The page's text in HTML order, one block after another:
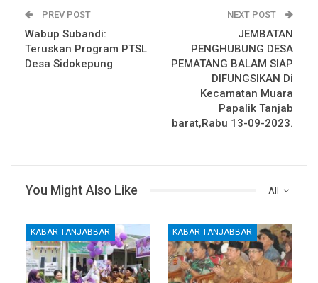
PREV POST
Wabup Subandi:
Teruskan Program PTSL
Desa Sidokepung
NEXT POST
JEMBATAN
PENGHUBUNG DESA
PEMATANG BALAM SIAP
DIFUNGSIKAN Di
Kecamatan Muara
Papalik Tanjab
barat,Rabu 13-09-2023.
All
You Might Also Like
KABAR TANJABBAR KABAR TANJABBAR